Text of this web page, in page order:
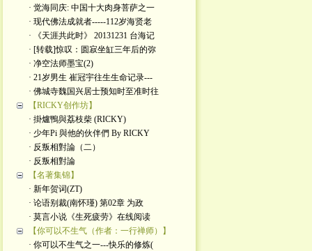
· 觉海同庆: 中国十大肉身菩萨之一
· 现代佛法成就者-----112岁海贤老
· 《天涯共此时》 20131231 台海记
· [转载]惊叹：圆寂坐缸三年后的弥
· 净空法师墨宝(2)
· 21岁男生 崔冠宇往生生命记录---
· 佛城寺魏国兴居士预知时至准时往
【RICKY创作坊】
· 掛爐鴨與荔枝柴 (RICKY)
· 少年Pi 與他的伙伴們 By RICKY
· 反叛相對論（二）
· 反叛相對論
【名著集锦】
· 新年贺词(ZT)
· 论语别裁(南怀瑾) 第02章 为政
· 莫言小说《生死疲劳》在线阅读
【你可以不生气（作者：一行禅师）】
· 你可以不生气之一---快乐的修炼(